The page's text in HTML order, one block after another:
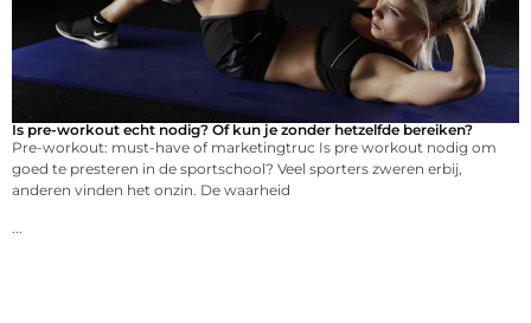
Is pre-workout echt nodig? Of kun je zonder hetzelfde bereiken?
Pre-workout: must-have of marketingtruc Is pre workout nodig om
goed te presteren in de sportschool? Veel sporters zweren erbij,
anderen vinden het onzin. De waarheid
...